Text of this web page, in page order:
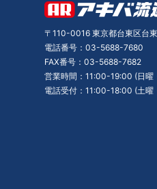
〒110-0016 東京都台東区台
電話番号：03-5688-7680
FAX番号：03-5688-7682
営業時間：11:00-19:00 (日曜
電話受付：11:00-18:00 (土曜